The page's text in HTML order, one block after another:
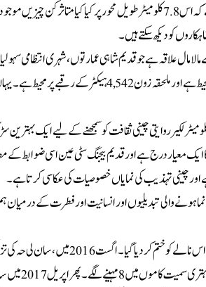
ہیں؟
کو دیکھ سکتے ہیں۔
مال علاقہ ہے جو قدیم شاہی عمارتوں، شہری انتظامی
تعمیرات کا روایتی ثقافت اور تصورات سے گہرا تعلق ہے۔ اسی باعث یہ 7.8 کلومیٹر لکیر روایتی
درج ہے اور قدیم بیجنگ سٹی عین اسی ضوابط کے
اور چینی تہذیب کی نمایاں خصوصیات کی عکاسی کرتا ہے۔
والی تبدیلیوں اور انسانیت اور فطرت کے درمیان
مرکزی محور پر واقع دریائے سان لی حہ 1437 میں ایک
کے کنارے ثقافتی